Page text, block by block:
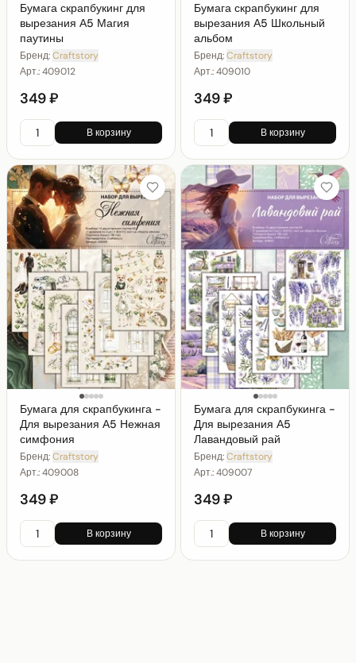
Бумага скрапбукинг для
вырезания А5 Магия
паутины
Бренд:Craftstory
Арт.:409012
349 ₽
В корзину
Бумага скрапбукинг для
вырезания А5 Школьный
альбом
Бренд:Craftstory
Арт.:409010
349 ₽
В корзину
Бумага для скрапбукинга -
Для вырезания А5 Нежная
симфония
Бренд:Craftstory
Арт.:409008
349 ₽
В корзину
Бумага для скрапбукинга -
Для вырезания А5
Лавандовый рай
Бренд:Craftstory
Арт.:409007
349 ₽
В корзину